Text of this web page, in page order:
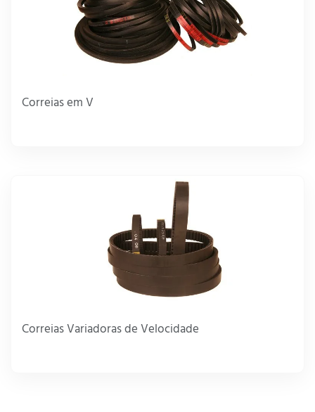
Correias em V
Correias Variadoras de Velocidade